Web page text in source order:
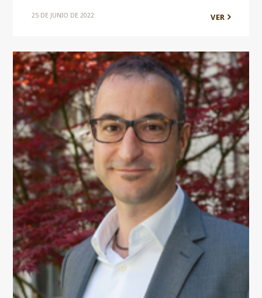
25 DE JUNIO DE 2022 VER